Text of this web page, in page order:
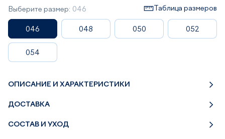
Выберите размер: 046 Таблица размеров
046 048 050 052
054
ОПИСАНИЕ И ХАРАКТЕРИСТИКИ
ДОСТАВКА
СОСТАВ И УХОД